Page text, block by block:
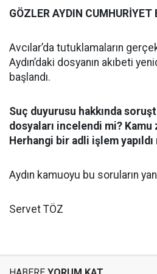
GÖZLER AYDIN CUMHURİYET
Avcılar’da tutuklamaların
Aydın’daki dosyanın akıbeti
başlandı.
Suç duyurusu hakkında
dosyaları incelendi mi? Kamu
Herhangi bir adli işlem yapıldı
Aydın kamuoyu bu soruların
Servet TÖZ